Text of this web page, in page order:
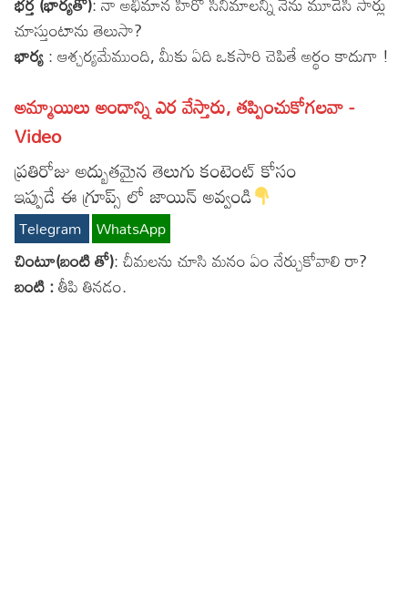
Lyrics in Hindi – Movie Songs
Lyrics in Tamil – Devotional Songs
Lyrics in Tamil – Movie Songs
Kannada
Lyrics in Kannada – Movie Songs
చూస్తుంటాను తెలుసా?
భార్య: ఆశ్చర్యమేముంది, మీకు ఏది ఒకసారి చెపితే అర్థం కాదుగా !
అమ్మాయిలు అందాన్ని ఎర వేస్తారు, తప్పించుకోగలవా -
Video
ప్రతిరోజు అద్బుతమైన తెలుగు కంటెంట్ కోసం
ఇప్పుడే ఈ గ్రూప్స్ లో జాయిన్ అవ్వండి
Telegram WhatsApp
చింటూ(బంటి తో): చీమలను చూసి మనం ఏం నేర్చుకోవాలి రా?
బంటి :తీపి తినడం.